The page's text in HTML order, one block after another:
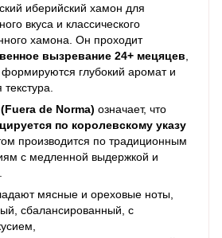
иберийский хамон для
вкуса и классического
хамона. Он проходит
вызревание 24+ мецяцев
формируются глубокий аромат и
de Norma) означает, что
по королевскому указу
производится по традиционным
с медленной выдержкой и
мясные и ореховые ноты,
сбалансированный, с